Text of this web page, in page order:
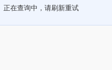
正在查询中，请刷新重试